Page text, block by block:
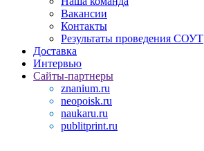
Вакансии
Контакты
Результаты проведения СОУТ
Доставка
Интервью
Сайты-партнеры
znanium.ru
neopoisk.ru
naukaru.ru
publitprint.ru